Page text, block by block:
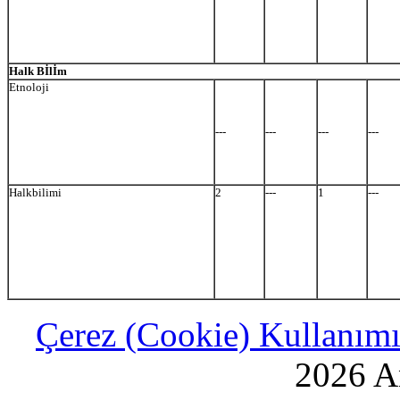
Halk Bİlİm
Etnoloji
--- --- --- ---
Halkbilimi 2 --- 1 ---
Çerez (Cookie)
2026